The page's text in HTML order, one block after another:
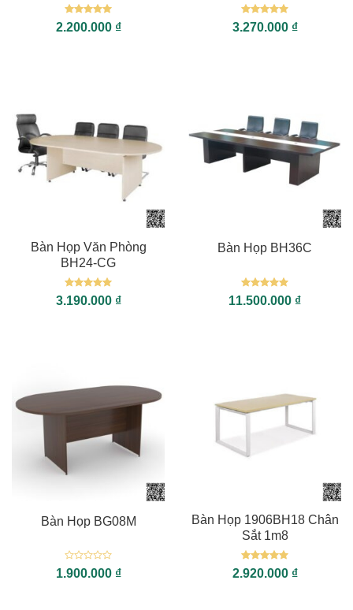
Được xếp
hạng55
2.200.000 ₫
Được xếp
hạng55
3.270.000 ₫
Bàn Họp Văn Phòng
BH24-CG
Được xếp
hạng55
3.190.000 ₫
Bàn Họp BH36C
Được xếp
hạng55
11.500.000 ₫
Bàn Họp BG08M
Được
xếp
1.900.000 ₫
Bàn Họp 1906BH18 Chân
Sắt 1m8
Được xếp
hạng55
2.920.000 ₫